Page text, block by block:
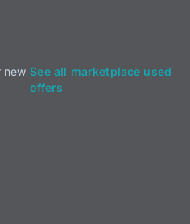
new See all marketplace used
offers